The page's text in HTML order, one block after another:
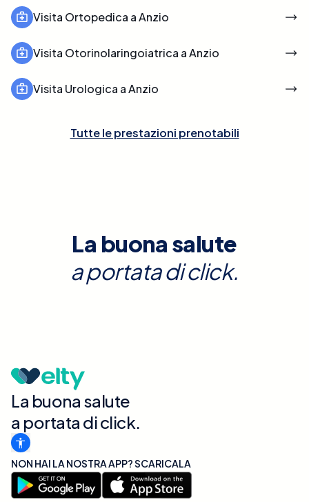
Visita Ortopedica a Anzio
Visita Otorinolaringoiatrica a Anzio
Visita Urologica a Anzio
Tutte le prestazioni prenotabili
La buona salute
a portata di click.
La buona salute
a portata di click.
NON HAI LA NOSTRA APP? SCARICALA